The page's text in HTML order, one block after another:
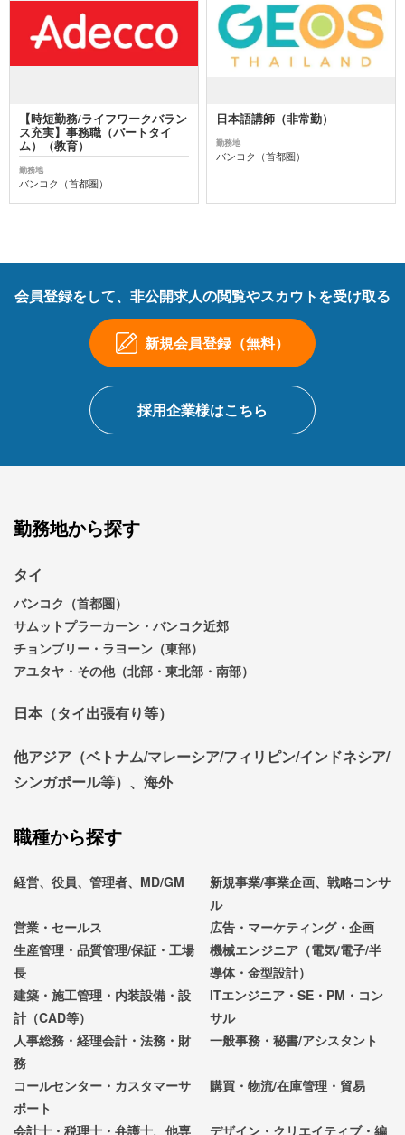
【時短勤務/ライフワークバラン
ス充実】事務職（パートタイ
ム）（教育）
勤務地
バンコク（首都圏）
日本語講師（非常勤）
勤務地
バンコク（首都圏）
会員登録をして、非公開求人の閲覧やスカウトを受け取る
新規会員登録（無料）
採用企業様はこちら
勤務地から探す
タイ
バンコク（首都圏）
サムットプラーカーン・バンコク近郊
チョンブリー・ラヨーン（東部）
アユタヤ・その他（北部・東北部・南部）
日本（タイ出張有り等）
他アジア（ベトナム/マレーシア/フィリピン/インドネシア/
シンガポール等）、海外
職種から探す
経営、役員、管理者、MD/GM
新規事業/事業企画、戦略コンサ
ル
営業・セールス
広告・マーケティング・企画
生産管理・品質管理/保証・工場
長
機械エンジニア（電気/電子/半
導体・金型設計）
建築・施工管理・内装設備・設
計（CAD等）
ITエンジニア・SE・PM・コン
サル
人事総務・経理会計・法務・財
務
一般事務・秘書/アシスタント
コールセンター・カスタマーサ
ポート
購買・物流/在庫管理・貿易
会計士・税理士・弁護士、他専
デザイン・クリエイティブ・編